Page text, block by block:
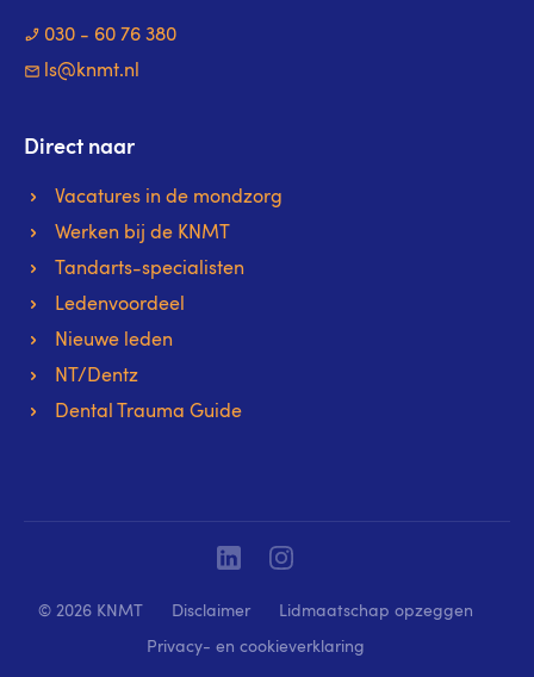
030 - 60 76 380
ls@knmt.nl
Direct naar
Vacatures in de mondzorg
Werken bij de KNMT
Tandarts-specialisten
Ledenvoordeel
Nieuwe leden
NT/Dentz
Dental Trauma Guide
© 2026 KNMT Disclaimer Lidmaatschap opzeggen
Privacy- en cookieverklaring
Linkedin